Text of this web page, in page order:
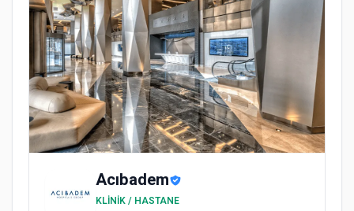
Acıbadem
KLINIK / HASTANE